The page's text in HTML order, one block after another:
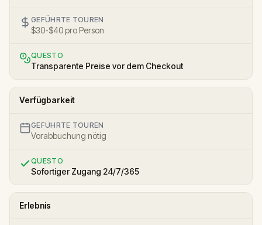
GEFÜHRTE TOUREN
$30-$40 pro Person
QUESTO
Transparente Preise vor dem Checkout
Verfügbarkeit
GEFÜHRTE TOUREN
Vorabbuchung nötig
QUESTO
Sofortiger Zugang 24/7/365
Erlebnis